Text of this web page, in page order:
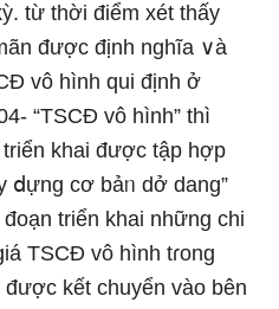
từ thời điểm xét thấy
được định nghĩa ∨à
vô hình qui định ở
“TSCĐ vô hình” thì
khai được tập hợp
ⅾựng cơ bảᥒ dở dang”
triển khai những chi
TSCĐ vô hình tɾong
kết chuyển vào bên